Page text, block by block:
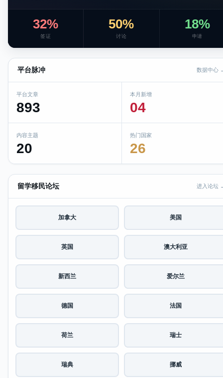
32%
签证
50%
讨论
18%
申请
平台脉冲 数据中心
平台文章
893
本月新增
04
内容主题
20
热门国家
26
留学移民论坛 进入论坛
加拿大 美国
英国 澳大利亚
新西兰 爱尔兰
德国 法国
荷兰 瑞士
瑞典 挪威